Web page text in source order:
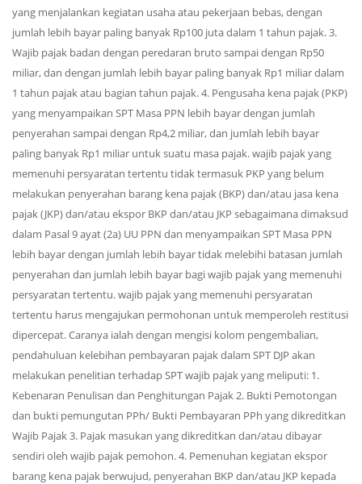
yang menjalankan kegiatan usaha atau pekerjaan bebas, dengan
jumlah lebih bayar paling banyak Rp100 juta dalam 1 tahun pajak. 3.
Wajib pajak badan dengan peredaran bruto sampai dengan Rp50
miliar, dan dengan jumlah lebih bayar paling banyak Rp1 miliar dalam
1 tahun pajak atau bagian tahun pajak. 4. Pengusaha kena pajak (PKP)
yang menyampaikan SPT Masa PPN lebih bayar dengan jumlah
penyerahan sampai dengan Rp4,2 miliar, dan jumlah lebih bayar
paling banyak Rp1 miliar untuk suatu masa pajak. wajib pajak yang
memenuhi persyaratan tertentu tidak termasuk PKP yang belum
melakukan penyerahan barang kena pajak (BKP) dan/atau jasa kena
pajak (JKP) dan/atau ekspor BKP dan/atau JKP sebagaimana dimaksud
dalam Pasal 9 ayat (2a) UU PPN dan menyampaikan SPT Masa PPN
lebih bayar dengan jumlah lebih bayar tidak melebihi batasan jumlah
penyerahan dan jumlah lebih bayar bagi wajib pajak yang memenuhi
persyaratan tertentu. wajib pajak yang memenuhi persyaratan
tertentu harus mengajukan permohonan untuk memperoleh restitusi
dipercepat. Caranya ialah dengan mengisi kolom pengembalian,
pendahuluan kelebihan pembayaran pajak dalam SPT DJP akan
melakukan penelitian terhadap SPT wajib pajak yang meliputi: 1.
Kebenaran Penulisan dan Penghitungan Pajak 2. Bukti Pemotongan
dan bukti pemungutan PPh/ Bukti Pembayaran PPh yang dikreditkan
Wajib Pajak 3. Pajak masukan yang dikreditkan dan/atau dibayar
sendiri oleh wajib pajak pemohon. 4. Pemenuhan kegiatan ekspor
barang kena pajak berwujud, penyerahan BKP dan/atau JKP kepada